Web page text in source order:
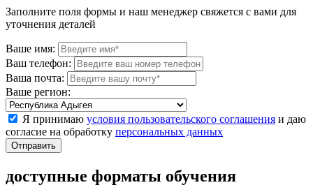
Заполните поля формы и наш менеджер свяжется с вами для
уточнения деталей
Ваше имя:
Ваш телефон:
Ваша почта:
Ваше регион:
Я принимаю условия пользовательского соглашения и даю
согласие на обработку персональных данных
доступные форматы обучения